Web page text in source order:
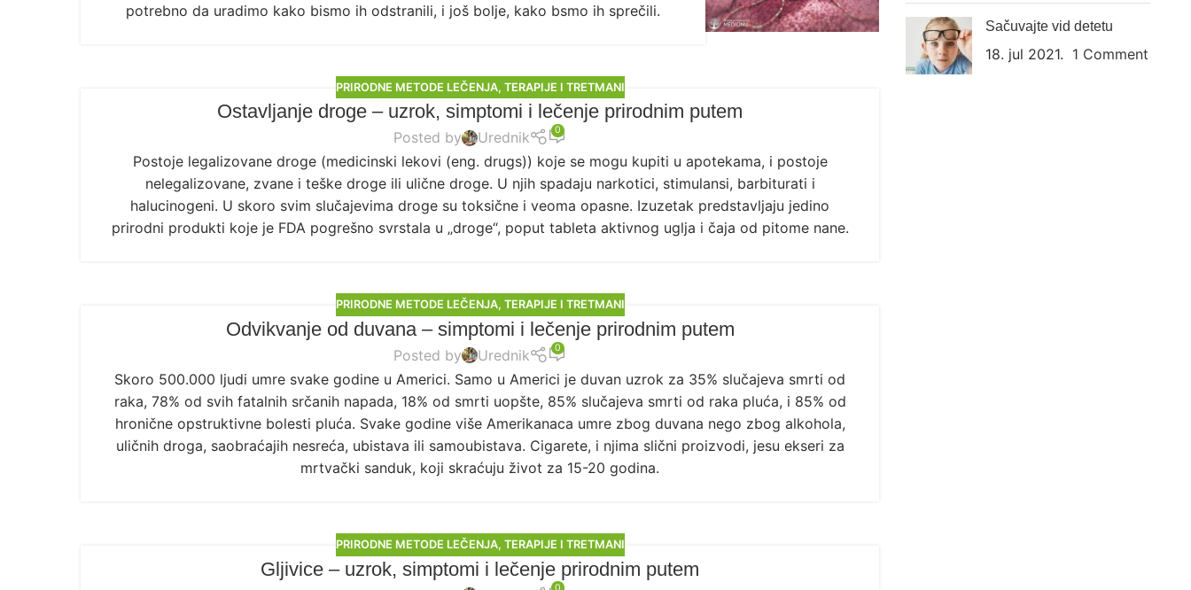
potrebno da uradimo kako bismo ih odstranili, i još bolje, kako bsmo ih sprečili.
PRIRODNE METODE LEČENJA, TERAPIJE I TRETMANI
Ostavljanje droge – uzrok, simptomi i lečenje prirodnim putem
Posted by Urednik 0
Postoje legalizovane droge (medicinski lekovi (eng. drugs)) koje se mogu kupiti u apotekama, i postoje
nelegalizovane, zvane i teške droge ili ulične droge. U njih spadaju narkotici, stimulansi, barbiturati i
halucinogeni. U skoro svim slučajevima droge su toksične i veoma opasne. Izuzetak predstavljaju jedino
prirodni produkti koje je FDA pogrešno svrstala u „droge“, poput tableta aktivnog uglja i čaja od pitome nane.
PRIRODNE METODE LEČENJA, TERAPIJE I TRETMANI
Odvikvanje od duvana – simptomi i lečenje prirodnim putem
Posted by Urednik 0
Skoro 500.000 ljudi umre svake godine u Americi. Samo u Americi je duvan uzrok za 35% slučajeva smrti od
raka, 78% od svih fatalnih srčanih napada, 18% od smrti uopšte, 85% slučajeva smrti od raka pluća, i 85% od
hronične opstruktivne bolesti pluća. Svake godine više Amerikanaca umre zbog duvana nego zbog alkohola,
uličnih droga, saobraćajih nesreća, ubistava ili samoubistava. Cigarete, i njima slični proizvodi, jesu ekseri za
mrtvački sanduk, koji skraćuju život za 15-20 godina.
PRIRODNE METODE LEČENJA, TERAPIJE I TRETMANI
Gljivice – uzrok, simptomi i lečenje prirodnim putem
0
Sačuvajte vid detetu
18. jul 2021. 1 Comment